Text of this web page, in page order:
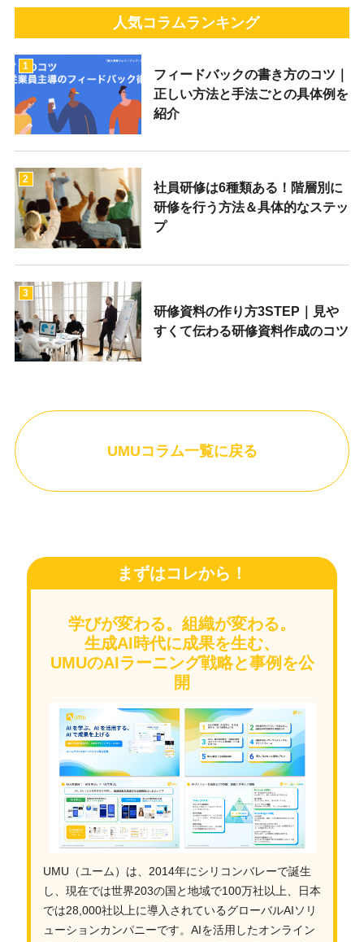
人気コラムランキング
1
フィードバックの書き方のコツ｜
正しい方法と手法ごとの具体例を
紹介
2
社員研修は6種類ある！階層別に
研修を行う方法＆具体的なステッ
プ
3
研修資料の作り方3STEP｜見や
すくて伝わる研修資料作成のコツ
UMUコラム一覧に戻る
まずはコレから！
学びが変わる。組織が変わる。
生成AI時代に成果を生む、
UMUのAIラーニング戦略と事例を公
開
UMU（ユーム）は、2014年にシリコンバレーで誕生
し、現在では世界203の国と地域で100万社以上、日本
では28,000社以上に導入されているグローバルAIソリ
ューションカンパニーです。AIを活用したオンライン